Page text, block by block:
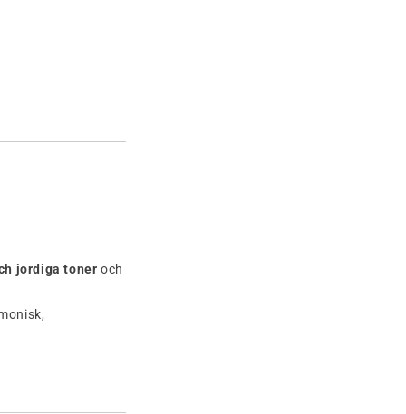
jordiga toner och